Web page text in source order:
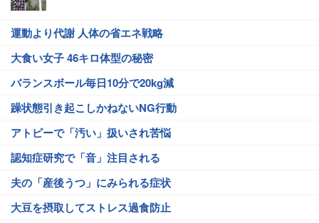
運動より代謝 人体の省エネ戦略
大食い女子 46キロ体型の秘密
バランスボール毎日10分で20kg減
躁状態引き起こしかねないNG行動
アトピーで「汚い」扱いされ苦悩
認知症研究で「音」注目される
夫の「産後うつ」にみられる症状
大豆を摂取してストレス過食防止